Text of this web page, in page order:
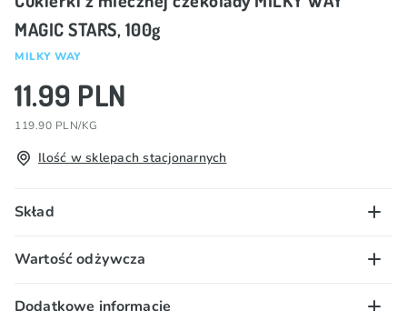
MAGIC STARS, 100g
MILKY WAY
11.99 PLN
119.90 PLN/KG
Ilość w sklepach stacjonarnych
Skład
Cukier, tłuszcz kakaowy, odtłuszczone MLEKO w
tłuszcz MLECZNY, emulgator (E322 (SOJA)), tłuszcz
Wartość odżywcza
Wartość energetyczna – 2319 kJ/ 556 kcal; tłuszcz –
Dodatkowe informacje